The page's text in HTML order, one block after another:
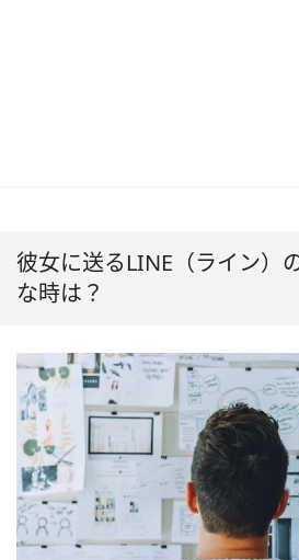
彼女に送るLINE（ライン）
な時は？